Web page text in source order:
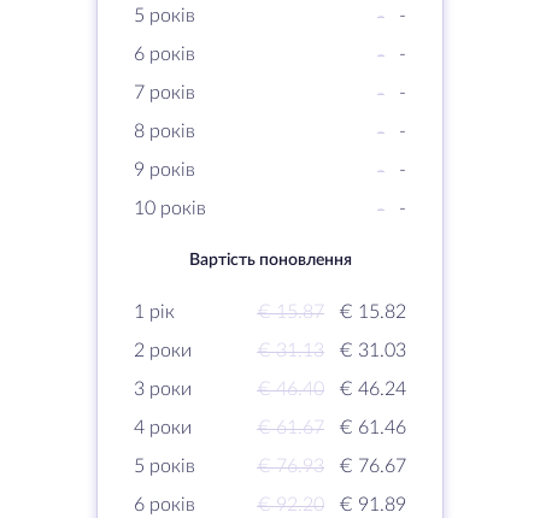
5 років
-
-
6 років
-
-
7 років
-
-
8 років
-
-
9 років
-
-
10 років
- -
Вартість поновлення
1 рік € 15.87
€ 15.82
2 роки
€ 31.13
€ 31.03
3 роки
€ 46.40
€ 46.24
4 роки
€ 61.67
€ 61.46
5 років
€ 76.93
€ 76.67
6 років
€ 92.20
€ 91.89